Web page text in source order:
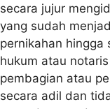
secara jujur
yang sudah
pernikahan hingga
hukum atau
pembagian atau
secara adil dan